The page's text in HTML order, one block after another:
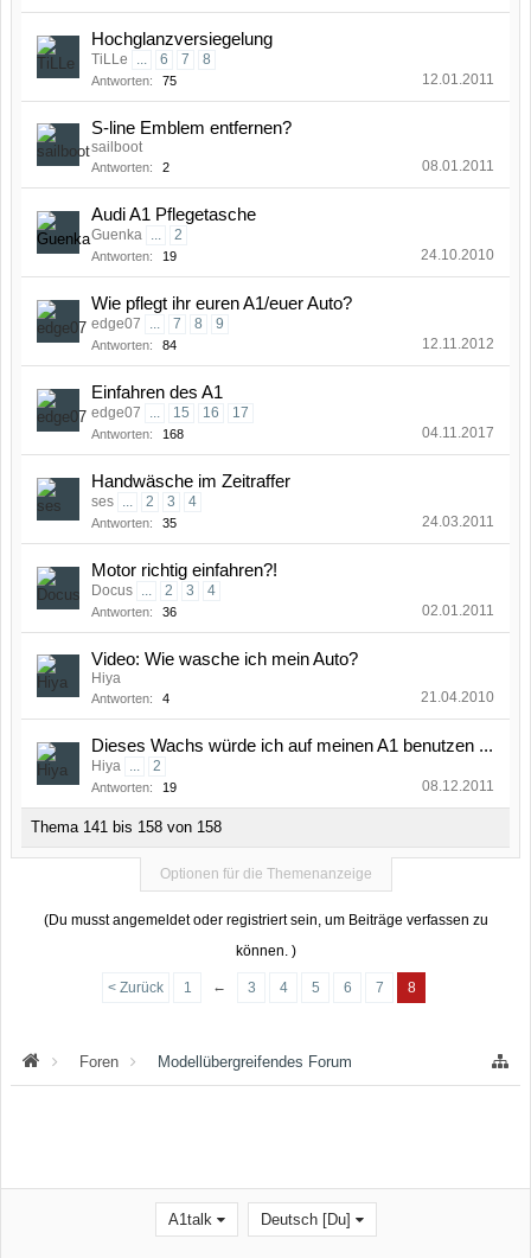
Hochglanzversiegelung
TiLLe ... 6 7 8
Antworten: 75 12.01.2011
S-line Emblem entfernen?
sailboot
Antworten: 2 08.01.2011
Audi A1 Pflegetasche
Guenka ... 2
Antworten: 19 24.10.2010
Wie pflegt ihr euren A1/euer Auto?
edge07 ... 7 8 9
Antworten: 84 12.11.2012
Einfahren des A1
edge07 ... 15 16 17
Antworten: 168 04.11.2017
Handwäsche im Zeitraffer
ses ... 2 3 4
Antworten: 35 24.03.2011
Motor richtig einfahren?!
Docus ... 2 3 4
Antworten: 36 02.01.2011
Video: Wie wasche ich mein Auto?
Hiya
Antworten: 4 21.04.2010
Dieses Wachs würde ich auf meinen A1 benutzen ...
Hiya ... 2
Antworten: 19 08.12.2011
Thema 141 bis 158 von 158
Optionen für die Themenanzeige
(Du musst angemeldet oder registriert sein, um Beiträge verfassen zu
können. )
< Zurück 1 ← 3 4 5 6 7 8
Foren Modellübergreifendes Forum
A1talk Deutsch [Du]